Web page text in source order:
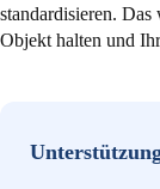
standardisieren. Das
Objekt halten und